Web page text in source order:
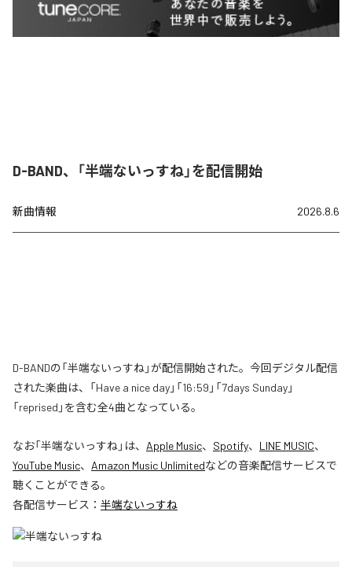
D-BAND、「半端ないっすね」を配信開始
新曲情報 2026.8.6
D-BANDの「半端ないっすね」が配信開始された。今回デジタル配信
された楽曲は、「Have a nice day」「16:59」「7days Sunday」
「reprised」を含む全4曲となっている。
なお「半端ないっすね」は、 Apple Music、 Spotify、 LINE MUSIC、
YouTube Music、 Amazon Music Unlimitedなどの音楽配信サービスで
聴くことができる。
各配信サービス： 半端ないっすね